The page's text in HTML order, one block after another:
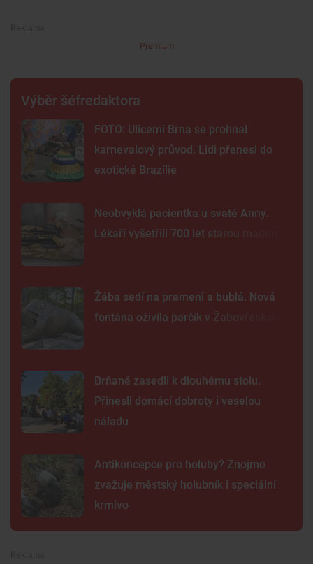
Premium
Výběr šéfredaktora
FOTO: Ulicemi Brna se prohnal
karnevalový průvod. Lidi přenesl do
exotické Brazílie
Neobvyklá pacientka u svaté Anny.
Lékaři vyšetřili 700 let starou madonu
Žába sedí na prameni a bublá. Nová
fontána oživila parčík v Žabovřeskách
Brňané zasedli k dlouhému stolu.
Přinesli domácí dobroty i veselou
náladu
Antikoncepce pro holuby? Znojmo
zvažuje městský holubník i speciální
krmivo